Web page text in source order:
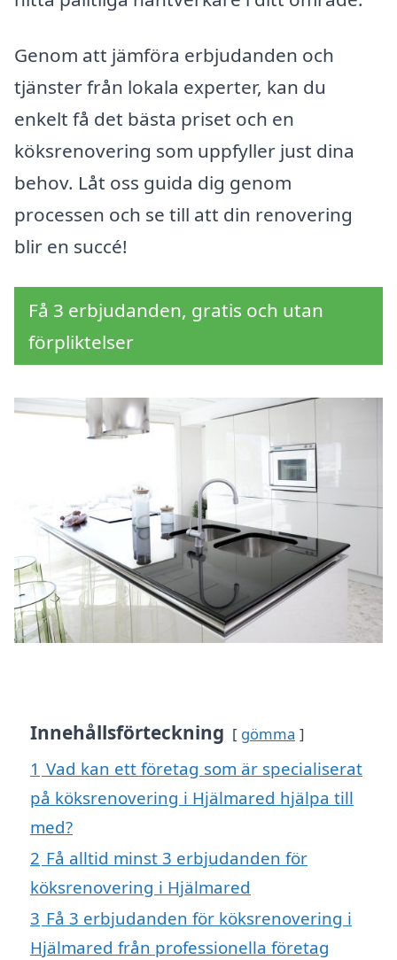
Genom att jämföra erbjudanden och
tjänster från lokala experter, kan du
enkelt få det bästa priset och en
köksrenovering som uppfyller just dina
behov. Låt oss guida dig genom
processen och se till att din renovering
blir en succé!
Få 3 erbjudanden, gratis och utan
förpliktelser
Innehållsförteckning gömma
1 Vad kan ett företag som är specialiserat
på köksrenovering i Hjälmared hjälpa till
med?
2 Få alltid minst 3 erbjudanden för
köksrenovering i Hjälmared
3 Få 3 erbjudanden för köksrenovering i
Hjälmared från professionella företag